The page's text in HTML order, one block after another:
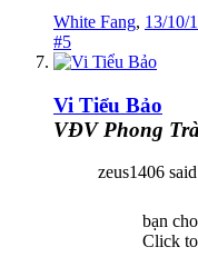
White Fang, 13/10/
#5
Vi Tiểu Bảo
VĐV Phong
zeus1406
bạn
Click